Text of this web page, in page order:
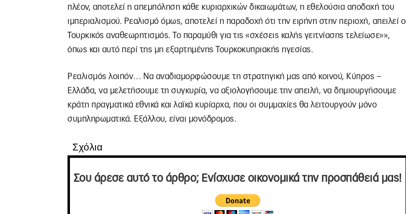
πλέον, αποτελεί η απεμπόληση κάθε κυριαρχικών δικαιωμάτων, η εθελούσια αποδοχή του
ιμπεριαλισμού. Ρεαλισμό όμως, αποτελεί η παραδοχή ότι την ειρήνη στην περιοχή, απειλεί ο
Τουρκικός αναθεωρητισμός. Το παραμύθι για τις «σχέσεις καλής γειτνίασης τελείωσε»»,
όπως και αυτό περί της μη εξαρτημένης Τουρκοκυπριακής ηγεσίας.
Ρεαλισμός λοιπόν… Να αναδιαμορφώσουμε τη στρατηγική μας από κοινού, Κύπρος –
Ελλάδα, να μελετήσουμε τη συγκυρία, να αξιολογήσουμε την απειλή, να δημιουργήσουμε
κράτη πραγματικά εθνικά και λαϊκά κυρίαρχα, που οι συμμαχίες θα λειτουργούν μόνο
συμπληρωματικά. Εξάλλου, είναι μονόδρομος.
Σχόλια
Σου άρεσε αυτό το άρθρο; Ενίσχυσε οικονομικά την προσπάθειά μας!